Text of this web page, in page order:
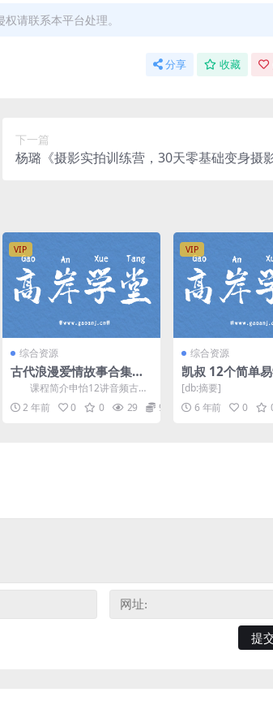
请联系本平台处理。
分享 收藏
下一篇
杨璐《摄影实拍训练营，30天零基础变身摄
VIP
综合资源
古代浪漫爱情故事合集音
频12讲mp3资源下载
课程简介申怡12讲音频古代
浪漫爱情故事合集，人生若只如
初见，只羡鸳鸯不羡仙，...
2 年前 0 0 29 9.9
VIP
综合资源
凯叔 12个简单
小魔术 百度网盘
[db:摘要]
6 年前
0